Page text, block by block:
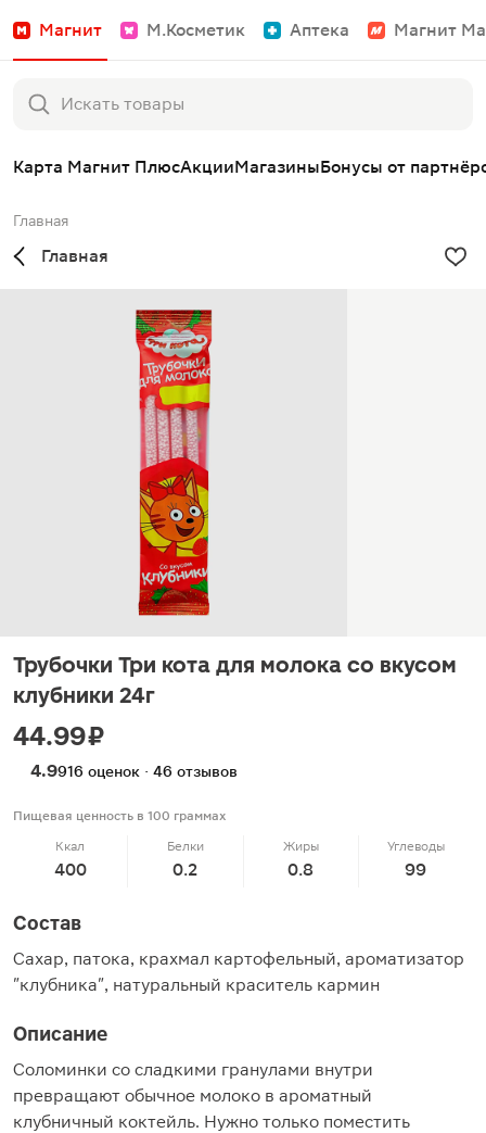
Магнит М.Косметик Аптека Магнит
Карта Магнит ПлюсАкцииМагазиныБонусы от
Главная
Главная
Трубочки Три кота для молока со вкусом
клубники 24г
44.99 ₽
4.9916 оценок · 46 отзывов
Пищевая ценность в 100 граммах
Ккал
400
Белки
0.2
Жиры
0.8
Углеводы
99
Состав
Сахар, патока, крахмал картофельный, ароматизатор
"клубника", натуральный краситель кармин
Описание
Соломинки со сладкими гранулами внутри
превращают обычное молоко в ароматный
клубничный коктейль. Нужно только поместить